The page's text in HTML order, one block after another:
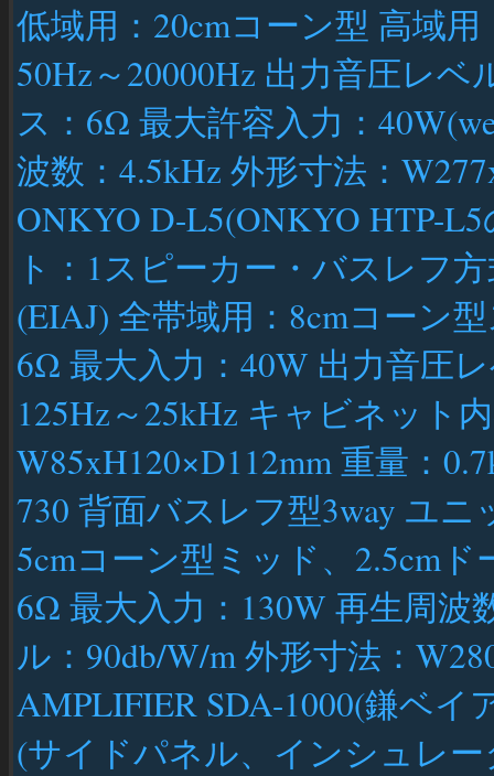
低域用：20cmコーン型 高域
50Hz～20000Hz 出力音圧レ
ス：6Ω 最大許容入力：
波数：4.5kHz 外形寸法：
ONKYO D-L5(ONKYO HTP-
ト：1スピーカー・バスレフ
(EIAJ) 全帯域用：8cmコーン
6Ω 最大入力：40W 出力音圧
125Hz～25kHz キャビネット
W85xH120×D112mm 重量：
730 背面バスレフ型3way ユ
5cmコーン型ミッド、2.5cm
6Ω 最大入力：130W 再生周波
ル：90db/W/m 外形寸法：
AMPLIFIER SDA-1000(鎌ベイ
(サイドパネル、インシュレ